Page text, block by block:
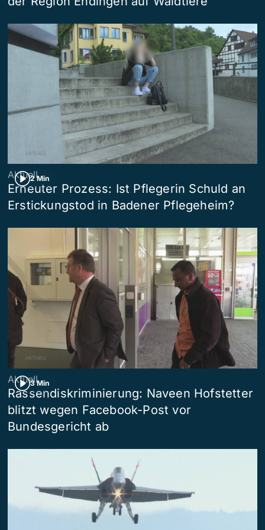
2 Min
Aktuell
Erneuter Prozess: Ist Pflegerin Schuld an
Erstickungstod in Badener Pflegeheim?
3 Min
Aktuell
Rassendiskriminierung: Naveen Hofstetter
blitzt wegen Facebook-Post vor
Bundesgericht ab